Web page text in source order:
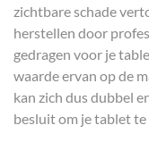
zichtbare schade
herstellen door
gedragen voor je
waarde ervan op de
kan zich dus dubbel
besluit om je tablet